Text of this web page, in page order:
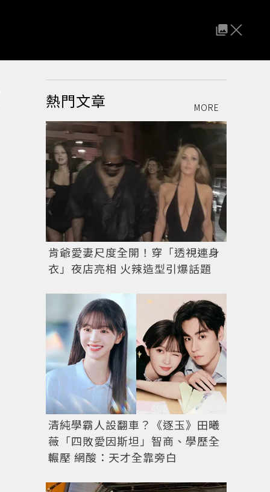
熱門文章 MORE
肯爺愛妻尺度全開！穿「透視連身
衣」夜店亮相 火辣造型引爆話題
清純學霸人設翻車？《逐玉》田曦
薇「四敗愛因斯坦」智商、學歷全
輾壓 網酸：天才全靠旁白